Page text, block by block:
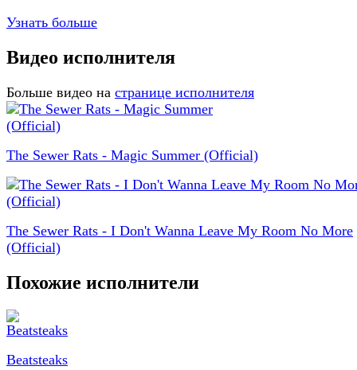
Узнать больше
Видео исполнителя
Больше видео на странице исполнителя
The Sewer Rats - Magic Summer (Official)
The Sewer Rats - I Don't Wanna Leave My Room No More
(Official)
Похожие исполнители
Beatsteaks